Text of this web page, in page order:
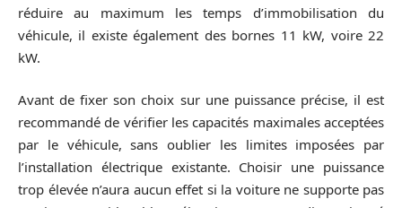
réduire au maximum les temps d’immobilisation du
véhicule, il existe également des bornes 11 kW, voire 22
kW.
Avant de fixer son choix sur une puissance précise, il est
recommandé de vérifier les capacités maximales acceptées
par le véhicule, sans oublier les limites imposées par
l’installation électrique existante. Choisir une puissance
trop élevée n’aura aucun effet si la voiture ne supporte pas